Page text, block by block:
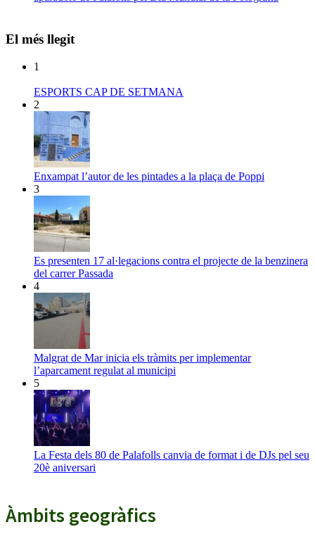
El més llegit
1
ESPORTS CAP DE SETMANA
2
Enxampat l’autor de les pintades a la plaça de Poppi
3
Es presenten 17 al·legacions contra el projecte de la benzinera
del carrer Passada
4
Malgrat de Mar inicia els tràmits per implementar
l’aparcament regulat al municipi
5
La Festa dels 80 de Palafolls canvia de format i de DJs pel seu
20è aniversari
Àmbits geogràfics